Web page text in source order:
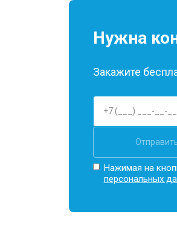
Нужна
Закажите
Нажимая на
персональных